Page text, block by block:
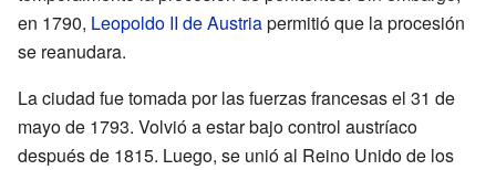
en 1790, Leopoldo II de Austriapermitió que la procesión
se reanudara.
La ciudad fue tomada por las fuerzas francesas el 31 de
mayo de 1793. Volvió a estar bajo control austríaco
después de 1815. Luego, se unió al Reino Unido de los